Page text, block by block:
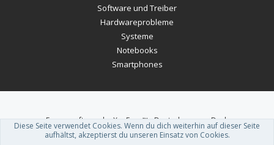
Software und Treiber
Hardwareprobleme
Systeme
Notebooks
Smartphones
Forum software by XenForo™-Deutsch von xenDach
Theme designed byThemeHouse .
Diese Seite verwendet Cookies. Wenn du dich weiterhin auf dieser Seite
aufhältst, akzeptierst du unseren Einsatz von Cookies.